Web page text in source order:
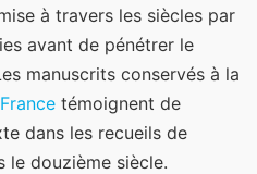
à travers les siècles par
avant de pénétrer le
manuscrits conservés à la
témoignent de
dans les recueils de
le douzième siècle.